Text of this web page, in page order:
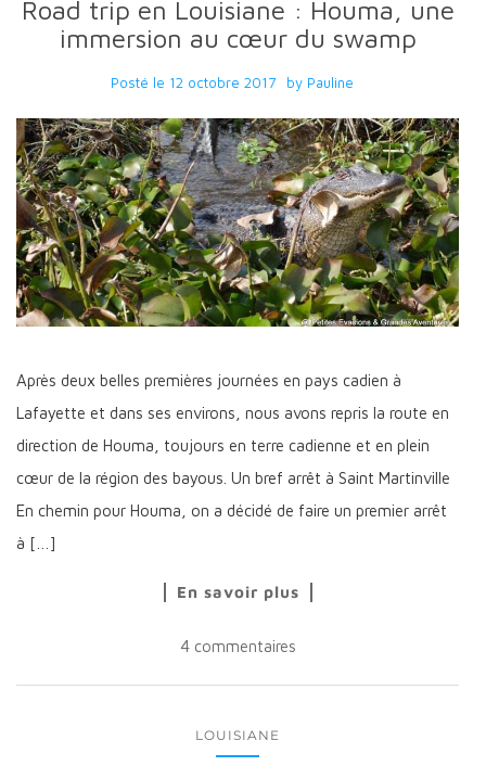
Road trip en Louisiane : Houma, une
immersion au cœur du swamp
Posté le 12 octobre 2017 by Pauline
Après deux belles premières journées en pays cadien à
Lafayette et dans ses environs, nous avons repris la route en
direction de Houma, toujours en terre cadienne et en plein
cœur de la région des bayous. Un bref arrêt à Saint Martinville
En chemin pour Houma, on a décidé de faire un premier arrêt
à […]
En savoir plus
4 commentaires
LOUISIANE